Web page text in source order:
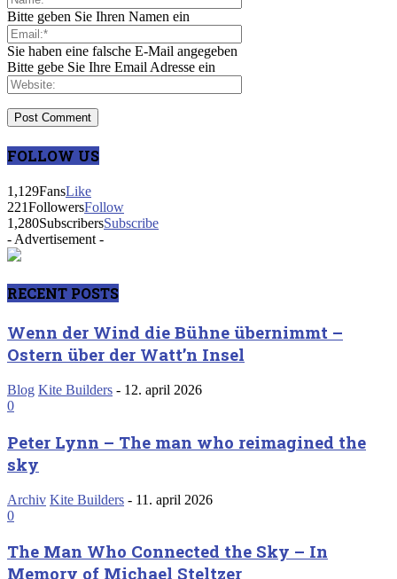
Bitte geben Sie Ihren Namen ein
Sie haben eine falsche E-Mail angegeben
Bitte gebe Sie Ihre Email Adresse ein
FOLLOW US
1,129FansLike
221FollowersFollow
1,280SubscribersSubscribe
- Advertisement -
RECENT POSTS
Wenn der Wind die Bühne übernimmt –
Ostern über der Watt’n Insel
Blog Kite Builders - 12. april 2026
0
Peter Lynn – The man who reimagined the
sky
Archiv Kite Builders - 11. april 2026
0
The Man Who Connected the Sky – In
Memory of Michael Steltzer